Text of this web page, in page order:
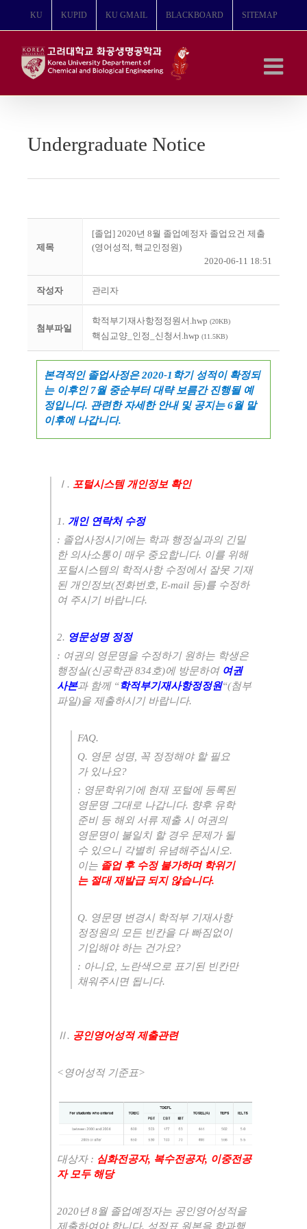
뛰
KU KUPID KU GMAIL BLACKBOARD SITEMAP
Undergraduate Notice
제목
[졸업] 2020년 8월 졸업예정자 졸업요건 제출
(영어성적, 핵교인정원)
2020-06-11 18:51
작성자 관리자
첨부파일
학적부기재사항정정원서.hwp (20KB)
핵심교양_인정_신청서.hwp (11.5KB)
본격적인 졸업사정은2020-1 학기 성적이 확정되
는 이후인7월 중순부터 대략 보름간 진행될 예
정입니다. 관련한 자세한 안내 및 공지는6월 말
이후에 나갑니다.
Ⅰ . 포털시스템 개인정보 확인
1. 개인 연락처 수정
: 졸업사정시기에는 학과 행정실과의 긴밀
한 의사소통이 매우 중요합니다. 이를 위해
포털시스템의 학적사항 수정에서 잘못 기재
된 개인정보(전화번호, E-mail 등)를 수정하
여 주시기 바랍니다.
2. 영문성명 정정
: 여권의 영문명을 수정하기 원하는 학생은
행정실(신공학관834호)에 방문하여 여권
사본과 함께 “학적부기재사항정정원“(첨부
파일)을 제출하시기 바랍니다.
FAQ.
Q. 영문 성명, 꼭 정정해야 할 필요
가 있나요?
: 영문학위기에 현재 포털에 등록된
영문명 그대로 나갑니다. 향후 유학
준비 등 해외 서류 제출 시 여권의
영문명이 불일치 할 경우 문제가 될
수 있으니 각별히 유념해주십시오.
이는 졸업 후 수정 불가하며 학위기
는 절대 재발급 되지 않습니다.
Q. 영문명 변경시 학적부 기재사항
정정원의 모든 빈칸을 다 빠짐없이
기입해야 하는 건가요?
: 아니요, 노란색으로 표기된 빈칸만
채워주시면 됩니다.
Ⅱ. 공인영어성적 제출관련
< 영어성적 기준표>
대상자 : 심화전공자, 복수전공자, 이중전공
자 모두 해당
2020년8월 졸업예정자는 공인영어성적을
제출하여야 합니다. 성적표 원본을 학과행